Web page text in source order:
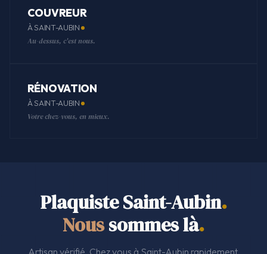
COUVREUR
À SAINT-AUBIN
Au-dessus, c'est nous.
RÉNOVATION
À SAINT-AUBIN
Votre chez-vous, en mieux.
Plaquiste Saint-Aubin.
Noussommes là.